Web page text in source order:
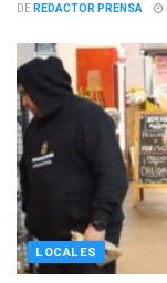
DEREDACTOR PRENSA
LOCALES